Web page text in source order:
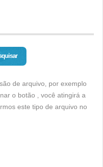
de arquivo, por exemplo
o botão , você atingirá a
este tipo de arquivo no